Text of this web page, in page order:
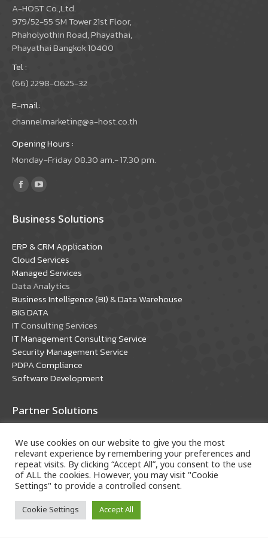
A-HOST Co.,Ltd.
979/52-55 SM Tower 21st Floor,
Phaholyothin Road, Phayathai,
Phayathai Bangkok 10400
Tel :
(66) 2298-0625-32
E-mail:
channelmarketing@a-host.co.th
Opening Hours :
Monday-Friday 08.30 am.- 17.30 pm.
Find us on:
Facebook
opens
new
window
YouTube
opens
new
window
Business Solutions
ERP & CRM Application
Cloud Services
Managed Services
Data Analytics
Business Intelligence (BI) & Data Warehouse
BIG DATA
IT Consulting Services
IT Management Consulting Service
Security Management Service
PDPA Compliance
Software Development
Partner Solutions
Oracle Solutions
Microsoft Solutions
Copyright © 2018 A-HOST Company Limited. All rights
We use cookies on our website to give you the most
relevant experience by remembering your preferences and
repeat visits. By clicking “Accept All”, you consent to the use
of ALL the cookies. However, you may visit "Cookie
Settings" to provide a controlled consent.
Cookie Settings Accept All